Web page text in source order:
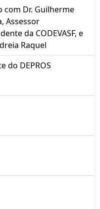
com Dr. Guilherme
Assessor
da CODEVASF, e
Raquel
do DEPROS